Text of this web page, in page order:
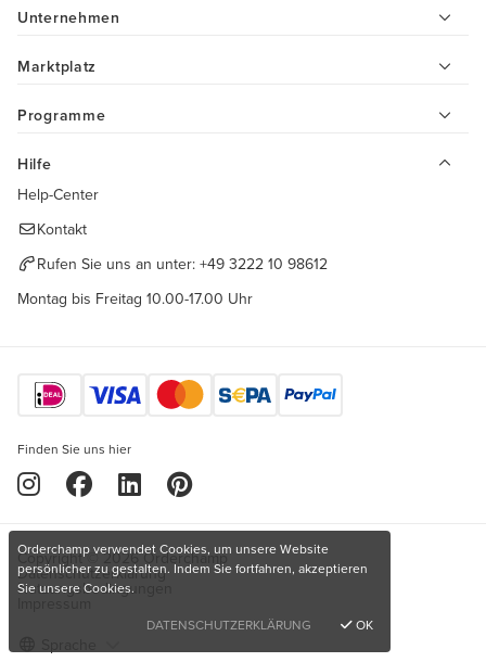
Unternehmen
Marktplatz
Programme
Hilfe
Help-Center
Kontakt
Rufen Sie uns an unter: +49 3222 10 98612
Montag bis Freitag 10.00-17.00 Uhr
Finden Sie uns hier
Copyright © 2026 Orderchamp
Datenschutzerklärung
Nutzungsbedingungen
Orderchamp verwendet Cookies, um unsere Website
persönlicher zu gestalten. Indem Sie fortfahren, akzeptieren
Sie unsere Cookies.
DATENSCHUTZERKLÄRUNG
OK